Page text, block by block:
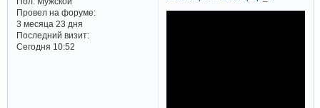
Провел на форуме:
3 месяца 23 дня
Последний визит:
Сегодня 10:52